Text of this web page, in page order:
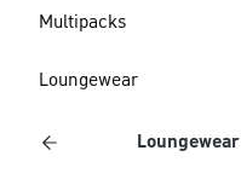
Multipacks
Loungewear
Loungewear